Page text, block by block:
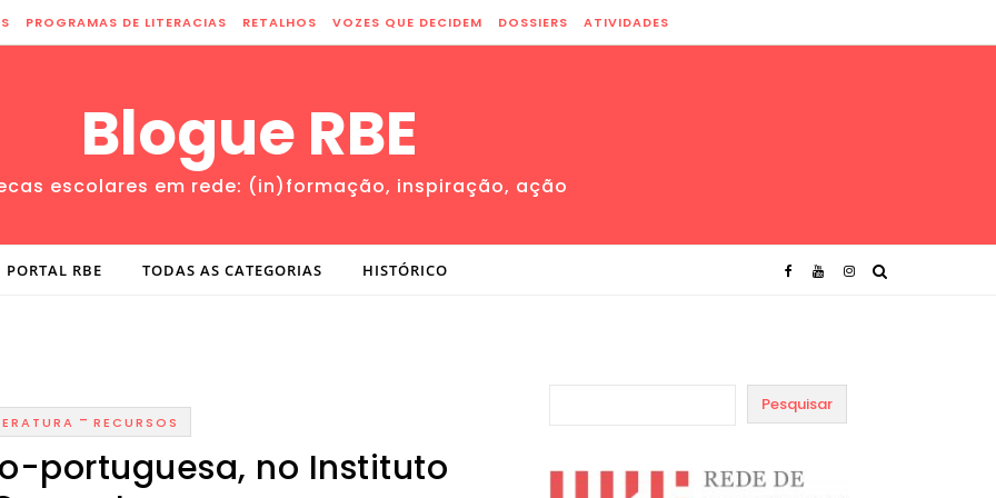
PROGRAMAS DE LITERACIAS RETALHOS VOZES QUE DECIDEM DOSSIERS ATIVIDADES
Blogue RBE
escolares em rede: (in)formação, inspiração, ação
PORTAL RBE TODAS AS CATEGORIAS HISTÓRICO
- RECURSOS
portuguesa, no Instituto
Pesquisar